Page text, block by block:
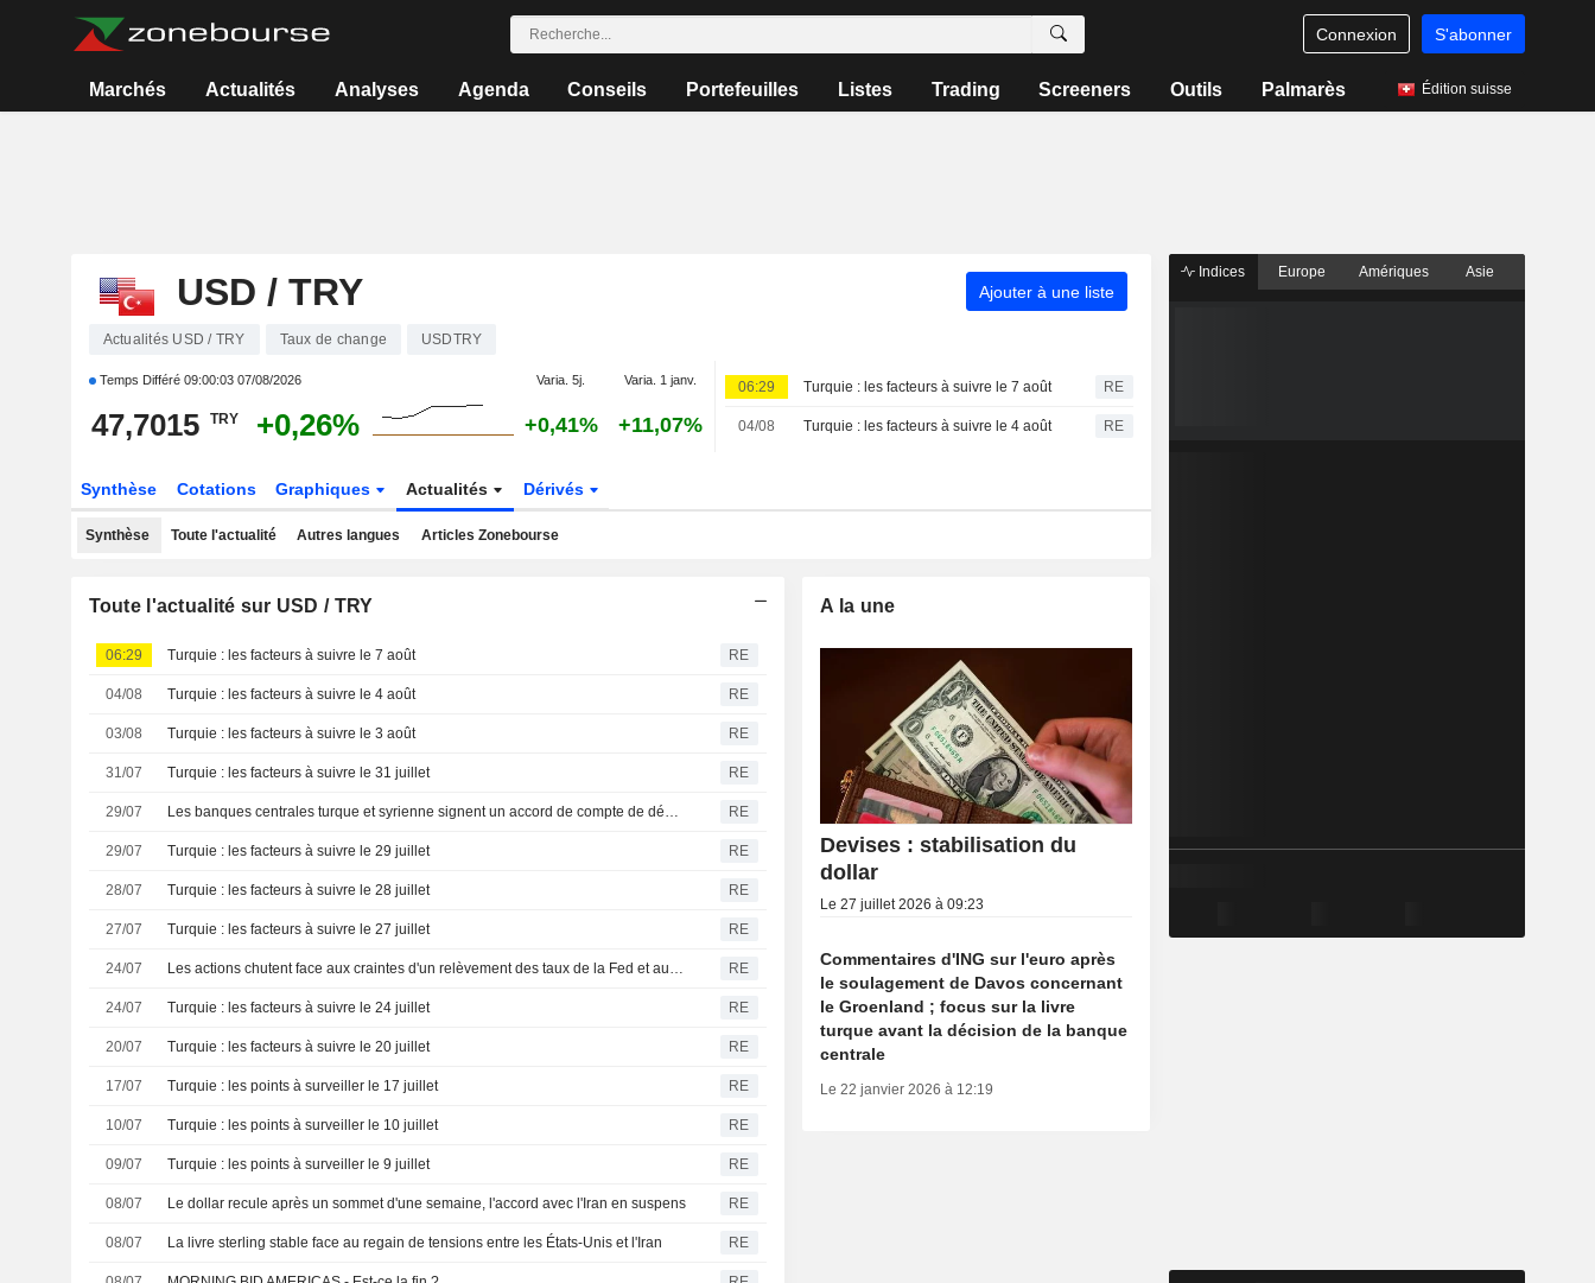
Connexion S'abonner
Marchés Actualités Analyses Agenda Conseils Portefeuilles Listes Trading Screeners Outils Palmarès Édition suisse
USD / TRY Ajouter à une liste
Actualités USD / TRY Taux de change USDTRY
Temps Différé 09:00:03 07/08/2026 Varia. 5j. Varia. 1 janv.
47,7015 TRY +0,26% +0,41% +11,07%
06:29 Turquie : les facteurs à suivre le 7 août RE
04/08 Turquie : les facteurs à suivre le 4 août RE
Synthèse Cotations Graphiques Actualités Dérivés
Synthèse Toute l'actualité Autres langues Articles Zonebourse
Toute l'actualité sur USD / TRY
06:29 Turquie : les facteurs à suivre le 7 août RE
04/08 Turquie : les facteurs à suivre le 4 août RE
03/08 Turquie : les facteurs à suivre le 3 août RE
31/07 Turquie : les facteurs à suivre le 31 juillet RE
29/07 Les banques centrales turque et syrienne signent un accord de compte de dépôt en livres turques RE
29/07 Turquie : les facteurs à suivre le 29 juillet RE
28/07 Turquie : les facteurs à suivre le 28 juillet RE
27/07 Turquie : les facteurs à suivre le 27 juillet RE
24/07 Les actions chutent face aux craintes d'un relèvement des taux de la Fed et aux dépenses dans l'IA ; les devises sont mitigées RE
24/07 Turquie : les facteurs à suivre le 24 juillet RE
20/07 Turquie : les facteurs à suivre le 20 juillet RE
17/07 Turquie : les points à surveiller le 17 juillet RE
10/07 Turquie : les points à surveiller le 10 juillet RE
09/07 Turquie : les points à surveiller le 9 juillet RE
08/07 Le dollar recule après un sommet d'une semaine, l'accord avec l'Iran en suspens RE
08/07 La livre sterling stable face au regain de tensions entre les États-Unis et l'Iran RE
A la une
Devises : stabilisation du
dollar
Le 27 juillet 2026 à 09:23
Commentaires d'ING sur l'euro après
le soulagement de Davos concernant
le Groenland ; focus sur la livre
turque avant la décision de la banque
centrale
Le 22 janvier 2026 à 12:19
Indices Europe Amériques Asie